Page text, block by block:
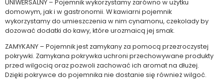
UNIWERSALNY – Pojemnik wykorzystamy zarówno w użytku
domowym, jak i w gastronomii. W kawiarni pojemnik
wykorzystamy do umieszczenia w nim cynamonu, czekolady by
dozować dodatki do kawy, które urozmaicą jej smak.
ZAMYKANY – Pojemnik jest zamykany za pomocą przezroczystej
pokrywki. Zamykana pokrywka uchroni przechowywane produkty
przed wilgocią oraz pozwoli zachować ich aromat na dłużej.
Dzięki pokrywce do pojemnika nie dostanie się również wilgoć.